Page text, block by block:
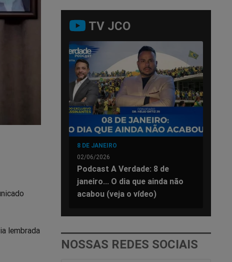
lembrada
TV JCO
8 DE JANEIRO
02/06/2026
Podcast A Verdade: 8 de
janeiro... O dia que ainda não
acabou (veja o vídeo)
NOSSAS REDES SOCIAIS